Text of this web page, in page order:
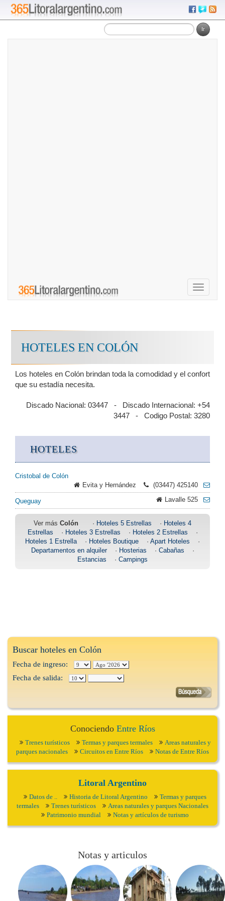
Toggle
HOTELES EN COLÓN
Los hoteles en Colón brindan toda la comodidad y el confort
que su estadía necesita.
Discado Nacional: 03447 - Discado Internacional: +54
3447 - Codigo Postal: 3280
HOTELES
Cristobal de Colón
Evita y Hernández
(03447) 425140
Queguay Lavalle 525
Ver más Colón · Hoteles 5 Estrellas · Hoteles 4
Estrellas · Hoteles 3 Estrellas · Hoteles 2 Estrellas ·
Hoteles 1 Estrella· Hoteles Boutique · Apart Hoteles ·
Departamentos en alquiler· Hosterias · Cabañas ·
Estancias · Campings
Buscar hoteles en Colón
Fecha de ingreso:
Fecha de salida:
Conociendo Entre Ríos
Trenes turísticos Termas y parques termales
Areas naturales y
parques nacionales
Circuitos en Entre Ríos Notas de Entre Ríos
Litoral Argentino
Datos de .. Historia de Litoral Argentino
Termas y parques
termales
Trenes turísticos
Areas naturales y parques Nacionales
Patrimonio mundial
Notas y artículos de turismo
Notas y articulos